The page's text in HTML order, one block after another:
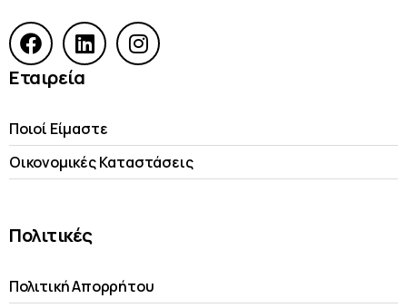
Εταιρεία
Ποιοί Είμαστε
Οικονομικές Kαταστάσεις
Πολιτικές
Πολιτική Απορρήτου